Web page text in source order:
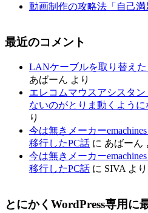
動画制作の攻略法「自己満
最近のコメント
LANケーブルを取り替え
あばーん より
エレコムマウスアシスタ
ないのがとりま動くよう
り
今は無きメーカー
移行したPC話 に あばーん
今は無きメーカー
移行したPC話 に SIVA より
とにかくWordPress専用に